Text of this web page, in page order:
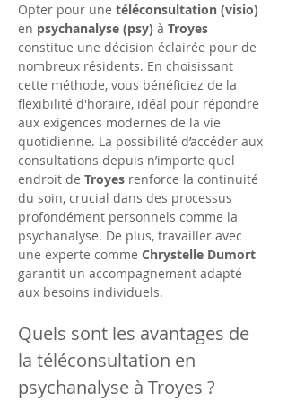
Opter pour une téléconsultation (visio)
en psychanalyse (psy) à Troyes
constitue une décision éclairée pour de
nombreux résidents. En choisissant
cette méthode, vous bénéficiez de la
flexibilité d'horaire, idéal pour répondre
aux exigences modernes de la vie
quotidienne. La possibilité d’accéder aux
consultations depuis n’importe quel
endroit de Troyes renforce la continuité
du soin, crucial dans des processus
profondément personnels comme la
psychanalyse. De plus, travailler avec
une experte comme Chrystelle Dumort
garantit un accompagnement adapté
aux besoins individuels.
Quels sont les avantages de
la téléconsultation en
psychanalyse à Troyes ?